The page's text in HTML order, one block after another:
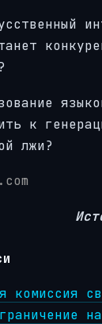
к
лжи?
комиссия